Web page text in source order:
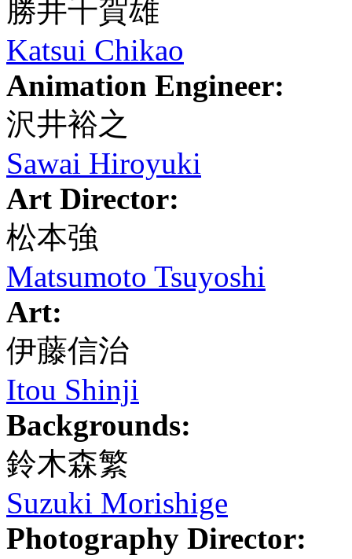
勝井千賀雄
Katsui Chikao
Animation Engineer:
沢井裕之
Sawai Hiroyuki
Art Director:
松本強
Matsumoto Tsuyoshi
Art:
伊藤信治
Itou Shinji
Backgrounds:
鈴木森繁
Suzuki Morishige
Photography Director: